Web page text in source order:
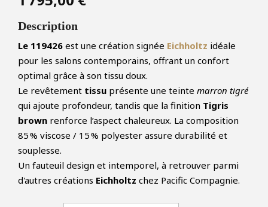
Description
Le 119426 est une création signée Eichholtz idéale
pour les salons contemporains, offrant un confort
optimal grâce à son tissu doux.
Le revêtement tissu présente une teinte marron tigré
qui ajoute profondeur, tandis que la finition Tigris
brown renforce l’aspect chaleureux. La composition
85 % viscose / 15 % polyester assure durabilité et
souplesse.
Un fauteuil design et intemporel, à retrouver parmi
d'autres créations Eichholtz chez Pacific Compagnie.